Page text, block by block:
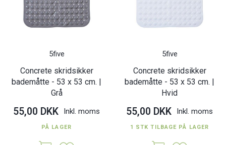
5five
Concrete skridsikker
bademåtte - 53 x 53 cm. |
Grå
55,00 DKK Inkl. moms
PÅ LAGER
5five
Concrete skridsikker
bademåtte - 53 x 53 cm. |
Hvid
55,00 DKK Inkl. moms
1 STK TILBAGE PÅ LAGER